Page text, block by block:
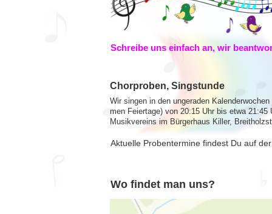
Wo findet man uns?
Chorproben, Singstunde
Wir singen in den ungeraden
men Feiertage) von 20:15 Uhr bis etwa
Musikvereins im Bürgerhaus Killer,
Schreibe uns einfach an, wir
Aktuelle Probentermine findest Du auf der